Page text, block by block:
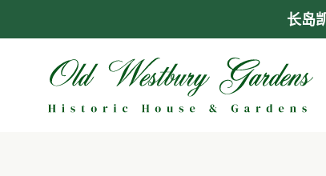
长岛